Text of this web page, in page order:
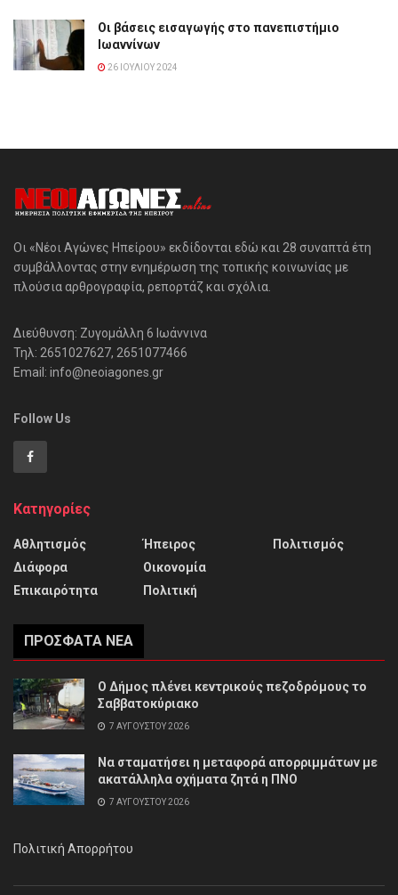
Οι βάσεις εισαγωγής στο πανεπιστήμιο
Ιωαννίνων
26 ΙΟΥΛΊΟΥ 2024
Οι «Νέοι Αγώνες Ηπείρου» εκδίδονται εδώ και 28 συναπτά έτη
συμβάλλοντας στην ενημέρωση της τοπικής κοινωνίας με
πλούσια αρθρογραφία, ρεπορτάζ και σχόλια.
Διεύθυνση: Ζυγομάλλη 6 Ιωάννινα
Τηλ: 2651027627, 2651077466
Email: info@neoiagones.gr
Follow Us
Κατηγορίες
Αθλητισμός
Διάφορα
Επικαιρότητα
Ήπειρος
Οικονομία
Πολιτική
Πολιτισμός
ΠΡΌΣΦΑΤΑ ΝΈΑ
Ο Δήμος πλένει κεντρικούς πεζοδρόμους το
Σαββατοκύριακο
7 ΑΥΓΟΎΣΤΟΥ 2026
Να σταματήσει η μεταφορά απορριμμάτων με
ακατάλληλα οχήματα ζητά η ΠΝΟ
7 ΑΥΓΟΎΣΤΟΥ 2026
Πολιτική Απορρήτου